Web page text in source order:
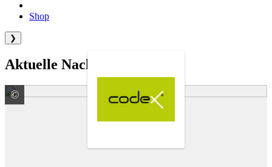
Shop
❯
Aktuelle Nachrichten
© codex GmbH & Co. KG Ein Unternehmen der Uzin Utz